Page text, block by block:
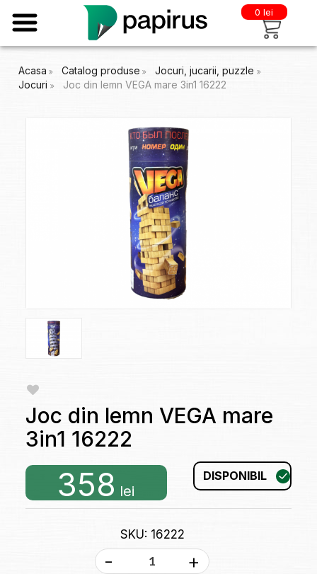
0 lei
Acasa Catalog produse
Jocuri, jucarii, puzzle
Jocuri
Joc din lemn VEGA mare 3in1 16222
Joc din lemn VEGA mare
3in1 16222
358 lei
DISPONIBIL
SKU: 16222
- +